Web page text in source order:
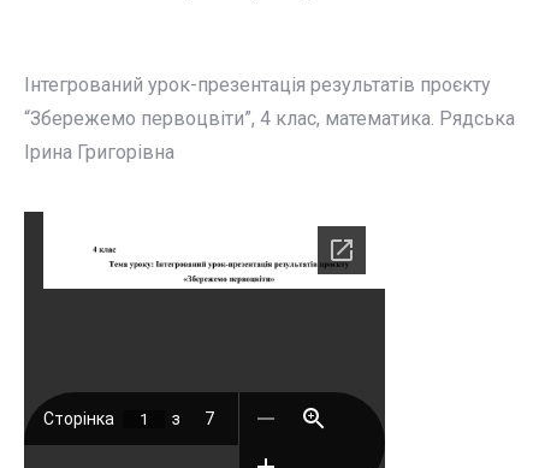
Інтегрований урок-презентація результатів проєкту
“Збережемо первоцвіти”, 4 клас, математика. Рядська
Ірина Григорівна